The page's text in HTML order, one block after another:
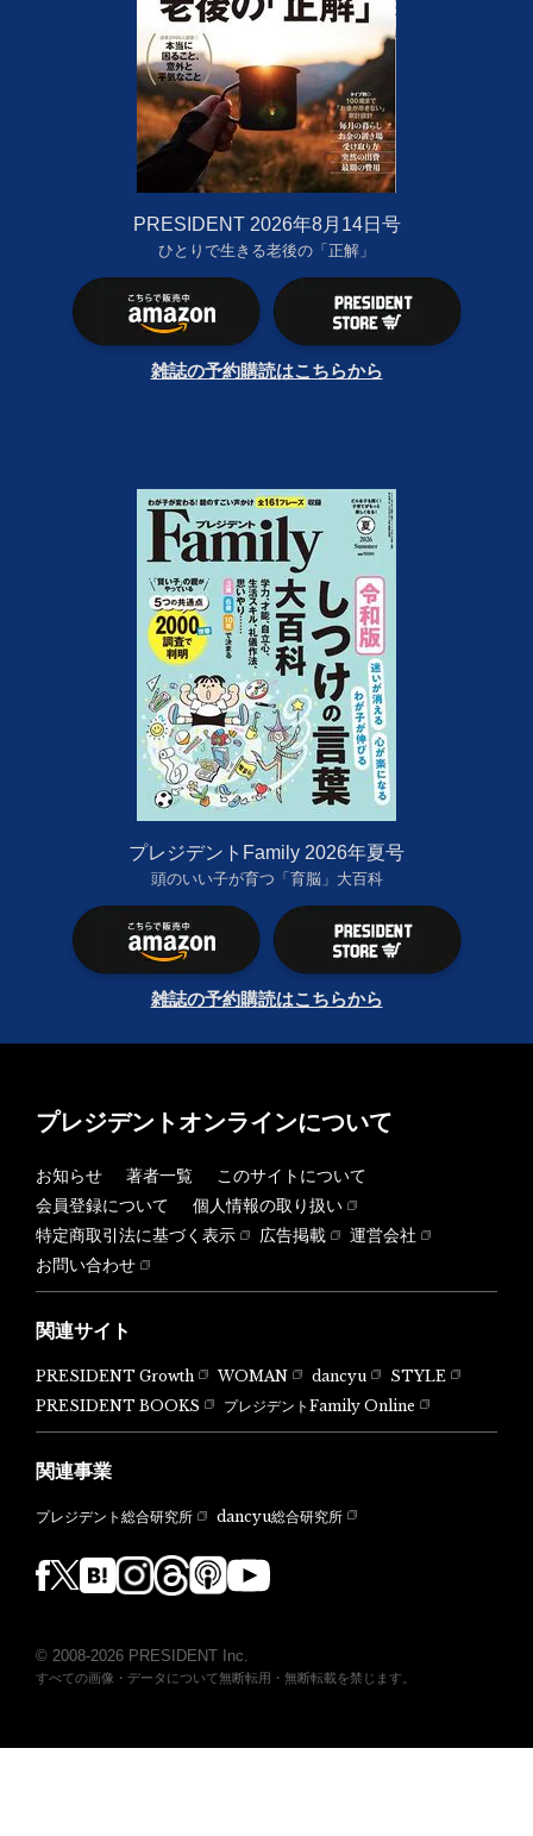
PRESIDENT 2026年8月14日号
ひとりで生きる老後の「正解」
雑誌の予約購読はこちらから
プレジデントFamily 2026年夏号
頭のいい子が育つ「育脳」大百科
雑誌の予約購読はこちらから
プレジデントオンラインについて
お知らせ 著者一覧
このサイトについて
会員登録について
個人情報の取り扱い
特定商取引法に基づく表示
広告掲載
運営会社
お問い合わせ
関連サイト
PRESIDENT Growth WOMAN dancyu
STYLE
PRESIDENT BOOKS
プレジデントFamily Online
関連事業
プレジデント総合研究所 dancyu総合研究所
© 2008-2026 PRESIDENT Inc.
すべての画像・データについて無断転用・無断転載を禁じます。